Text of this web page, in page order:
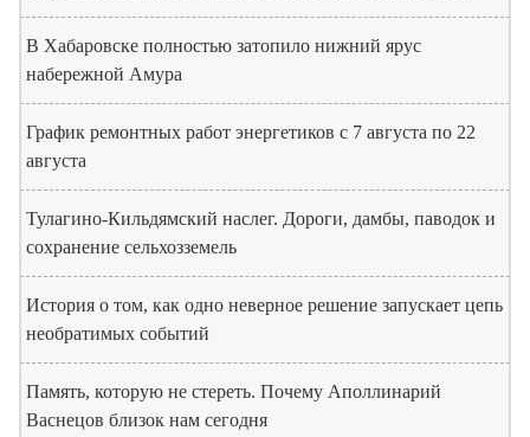
В Хабаровске полностью затопило нижний ярус
набережной Амура
График ремонтных работ энергетиков с 7 августа по 22
августа
Тулагино-Кильдямский наслег. Дороги, дамбы, паводок и
сохранение сельхозземель
История о том, как одно неверное решение запускает цепь
необратимых событий
Память, которую не стереть. Почему Аполлинарий
Васнецов близок нам сегодня